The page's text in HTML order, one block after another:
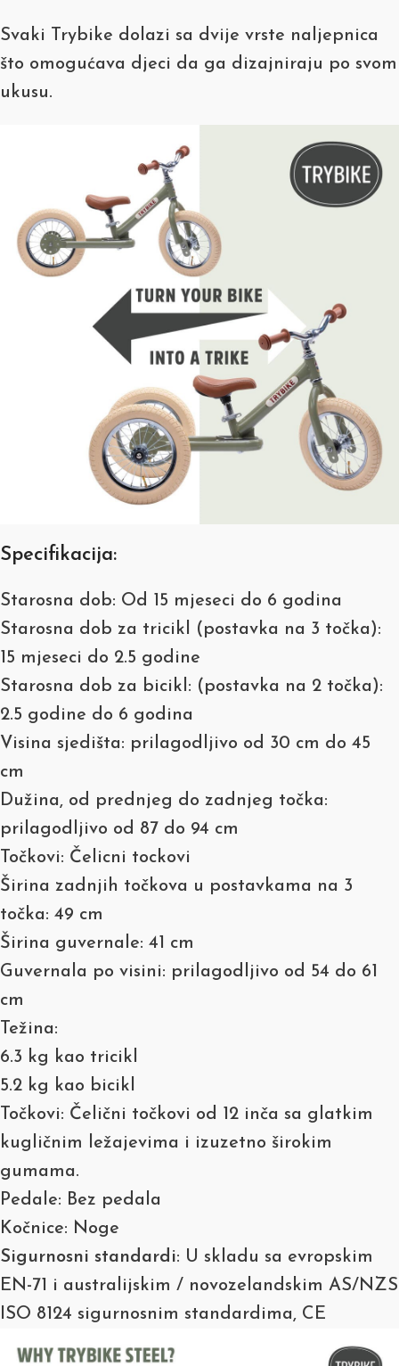
Svaki Trybike dolazi sa dvije vrste naljepnica
što omogućava djeci da ga dizajniraju po svom
ukusu.
Specifikacija:
Starosna dob: Od 15 mjeseci do 6 godina
Starosna dob za tricikl (postavka na 3 točka):
15 mjeseci do 2.5 godine
Starosna dob za bicikl: (postavka na 2 točka):
2.5 godine do 6 godina
Visina sjedišta: prilagodljivo od 30 cm do 45
cm
Dužina, od prednjeg do zadnjeg točka:
prilagodljivo od 87 do 94 cm
Točkovi: Čelicni tockovi
Širina zadnjih točkova u postavkama na 3
točka: 49 cm
Širina guvernale: 41 cm
Guvernala po visini: prilagodljivo od 54 do 61
cm
Težina:
6.3 kg kao tricikl
5.2 kg kao bicikl
Točkovi: Čelični točkovi od 12 inča sa glatkim
kugličnim ležajevima i izuzetno širokim
gumama.
Pedale: Bez pedala
Kočnice: Noge
Sigurnosni standardi: U skladu sa evropskim
EN-71 i australijskim / novozelandskim AS/NZS
ISO 8124 sigurnosnim standardima, CE